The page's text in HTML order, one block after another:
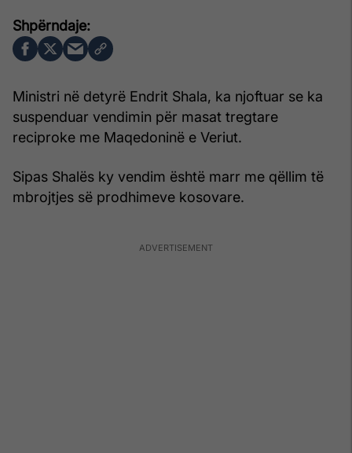
Ministri në detyrë Endrit Shala, ka njoftuar se ka
suspenduar vendimin për masat tregtare
reciproke me Maqedoninë e Veriut.
Sipas Shalës ky vendim është marr me qëllim të
mbrojtjes së prodhimeve kosovare.